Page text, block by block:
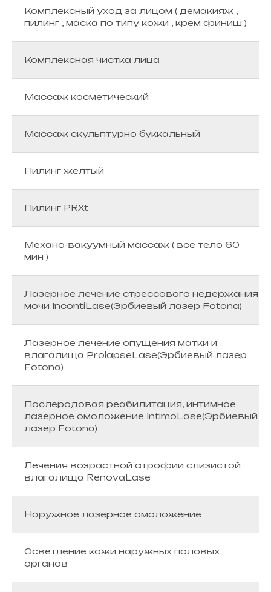
Комплексный уход за лицом ( демакияж ,
пилинг , маска по типу кожи , крем финиш )
Комплексная чистка лица
Массаж косметический
Массаж скульптурно буккальный
Пилинг желтый
Пилинг PRXt
Механо-вакуумный массаж ( все тело 60
мин )
Лазерное лечение стрессового недержания
мочи IncontiLase(Эрбиевый лазер Fotona)
Лазерное лечение опущения матки и
влагалища ProlapseLase(Эрбиевый лазер
Fotona)
Послеродовая реабилитация, интимное
лазерное омоложение IntimoLase(Эрбиевый
лазер Fotona)
Лечения возрастной атрофии слизистой
влагалища RenovaLase
Наружное лазерное омоложение
Осветление кожи наружных половых
органов